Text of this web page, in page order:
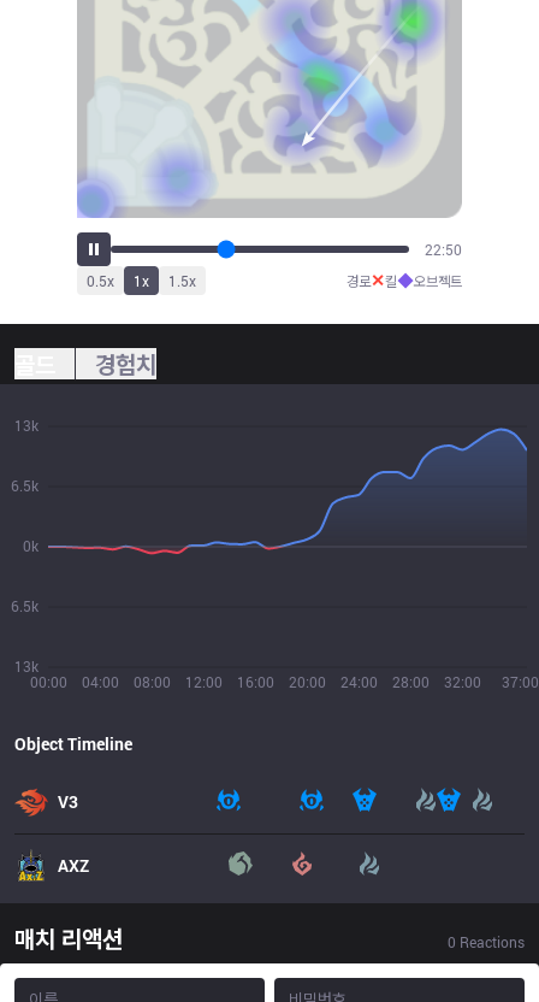
24:29
0.5x 1x 1.5x 경로✕킬◆오브젝트
경험치
00:00 04:00 08:00 12:00 16:00 20:00 24:00 28:00 32:00 37:00
13k
6.5k
0k
6.5k
13k
Object Timeline
V3
AXZ
매치 리액션 0 Reactions